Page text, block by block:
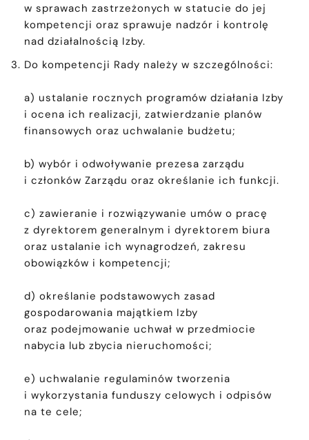
w sprawach zastrzeżonych w statucie do jej
kompetencji oraz sprawuje nadzór i kontrolę
nad działalnością Izby.
Do kompetencji Rady należy w szczególności:
a) ustalanie rocznych programów działania Izby
i ocena ich realizacji, zatwierdzanie planów
finansowych oraz uchwalanie budżetu;
b) wybór i odwoływanie prezesa zarządu
i członków Zarządu oraz określanie ich funkcji.
c) zawieranie i rozwiązywanie umów o pracę
z dyrektorem generalnym i dyrektorem biura
oraz ustalanie ich wynagrodzeń, zakresu
obowiązków i kompetencji;
d) określanie podstawowych zasad
gospodarowania majątkiem Izby
oraz podejmowanie uchwał w przedmiocie
nabycia lub zbycia nieruchomości;
e) uchwalanie regulaminów tworzenia
i wykorzystania funduszy celowych i odpisów
na te cele;